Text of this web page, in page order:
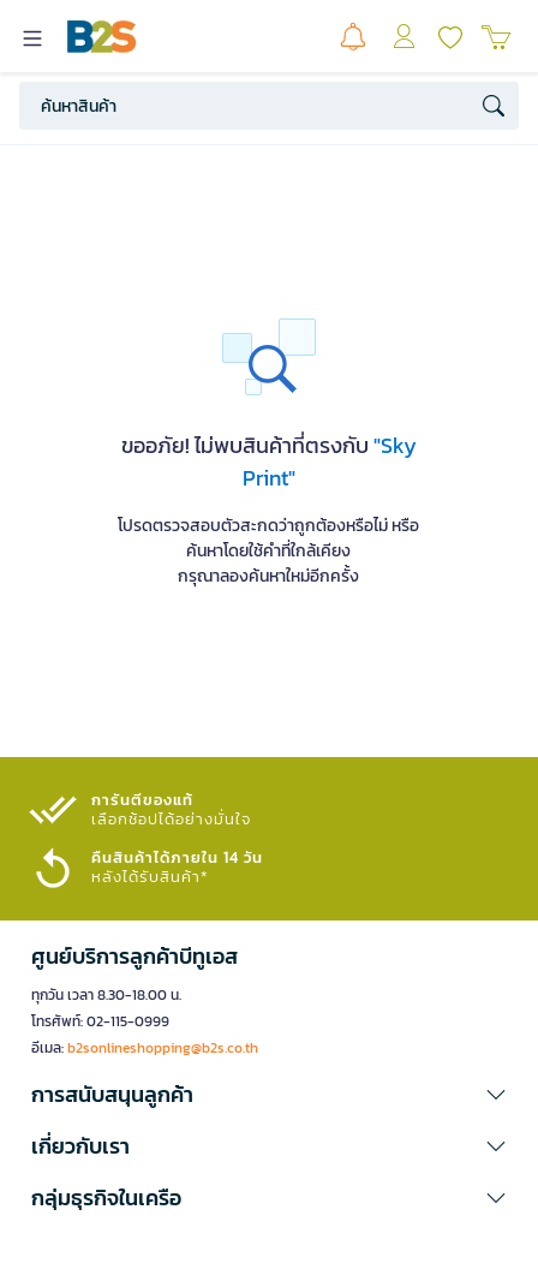
ขออภัย! ไม่พบสินค้าที่ตรงกับ"Sky
Print"
โปรดตรวจสอบตัวสะกดว่าถูกต้องหรือไม่ หรือ
ค้นหาโดยใช้คำที่ใกล้เคียง
กรุณาลองค้นหาใหม่อีกครั้ง
การันตีของแท้
เลือกช้อปได้อย่างมั่นใจ​
คืนสินค้าได้ภายใน 14 วัน
หลังได้รับสินค้า*
ศูนย์บริการลูกค้าบีทูเอส
ทุกวัน เวลา 8.30-18.00 น.
โทรศัพท์: 02-115-0999
อีเมล:b2sonlineshopping@b2s.co.th
การสนับสนุนลูกค้า
เกี่ยวกับเรา
กลุ่มธุรกิจในเครือ